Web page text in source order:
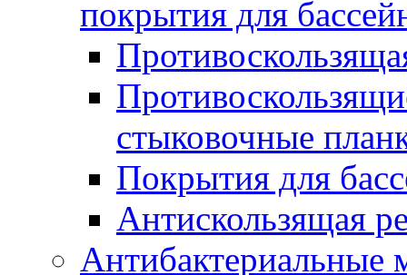
покрытия для
стыковочные
Покрытия для
Антискользящая
Антибактериальные